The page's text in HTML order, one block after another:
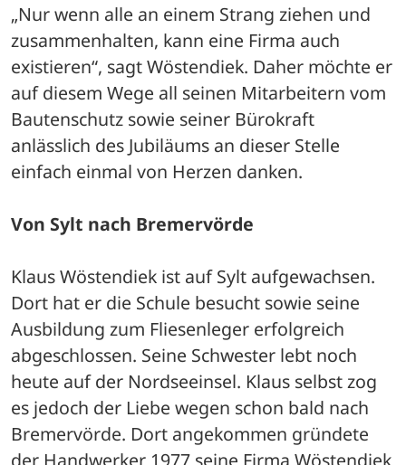
„Nur wenn alle an einem Strang ziehen und
zusammenhalten, kann eine Firma auch
existieren“, sagt Wöstendiek. Daher möchte er
auf diesem Wege all seinen Mitarbeitern vom
Bautenschutz sowie seiner Bürokraft
anlässlich des Jubiläums an dieser Stelle
einfach einmal von Herzen danken.
Von Sylt nach Bremervörde
Klaus Wöstendiek ist auf Sylt aufgewachsen.
Dort hat er die Schule besucht sowie seine
Ausbildung zum Fliesenleger erfolgreich
abgeschlossen. Seine Schwester lebt noch
heute auf der Nordseeinsel. Klaus selbst zog
es jedoch der Liebe wegen schon bald nach
Bremervörde. Dort angekommen gründete
der Handwerker 1977 seine Firma Wöstendiek